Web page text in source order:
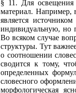
§ 11. Для освещения
материал. Например,
является
индивидуальную, но
Во всяком случае
структуры. Тут
о соотношении
сводится к тому,
определенных
словесного
морфологическая